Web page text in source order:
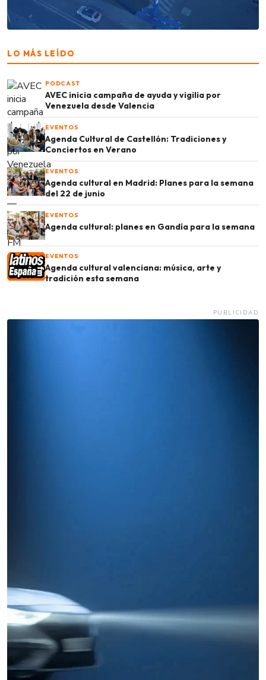
LO MÁS LEÍDO
PODCAST
AVEC inicia campaña de ayuda y vigilia por
Venezuela desde Valencia
EVENTOS
Agenda Cultural de Castellón: Tradiciones y
Conciertos en Verano
EVENTOS
Agenda cultural en Madrid: Planes para la semana
del 22 de junio
EVENTOS
Agenda cultural: planes en Gandía para la semana
EVENTOS
Agenda cultural valenciana: música, arte y
tradición esta semana
PUBLICIDAD